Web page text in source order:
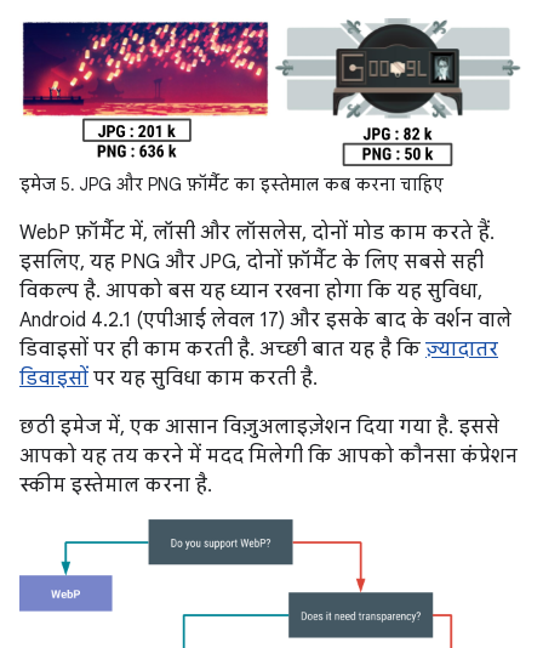
इमेज 5. JPG और PNG फ़ॉर्मैट का इस्तेमाल कब करना चाहिए
WebP फ़ॉर्मैट में, लॉसी और लॉसलेस, दोनों मोड काम करते हैं.
इसलिए, यह PNG और JPG, दोनों फ़ॉर्मैट के लिए सबसे सही
विकल्प है. आपको बस यह ध्यान रखना होगा कि यह सुविधा,
Android 4.2.1 (एपीआई लेवल 17) और इसके बाद के वर्शन वाले
डिवाइसों पर ही काम करती है. अच्छी बात यह है कि ज़्यादातर
डिवाइसों पर यह सुविधा काम करती है.
छठी इमेज में, एक आसान विज़ुअलाइज़ेशन दिया गया है. इससे
आपको यह तय करने में मदद मिलेगी कि आपको कौनसा कंप्रेशन
स्कीम इस्तेमाल करना है.